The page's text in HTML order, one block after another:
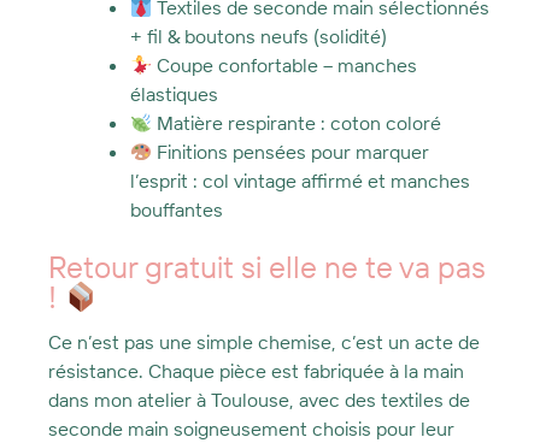
​ Textiles de seconde main sélectionnés
+ fil & boutons neufs (solidité)
Coupe confortable – manches
élastiques
​ Matière respirante : coton coloré
Finitions pensées pour marquer
l’esprit : col vintage affirmé et manches
bouffantes
Retour gratuit si elle ne te va pas
!
Ce n’est pas une simple chemise, c’est un acte de
résistance. Chaque pièce est fabriquée à la main
dans mon atelier à Toulouse, avec des textiles de
seconde main soigneusement choisis pour leur